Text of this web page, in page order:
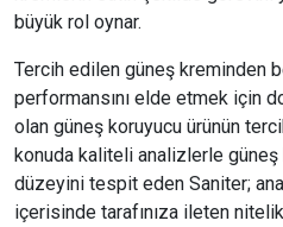
büyük rol oynar.
Tercih edilen güneş kreminden
performansını elde etmek için
olan güneş koruyucu ürünün
konuda kaliteli analizlerle güneş
düzeyini tespit eden Saniter;
içerisinde tarafınıza ileten